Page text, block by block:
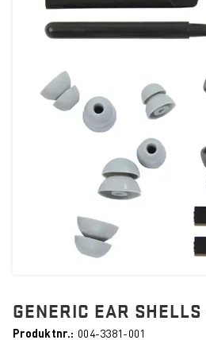
GENERIC EAR
Produktnr.
004-3381-001